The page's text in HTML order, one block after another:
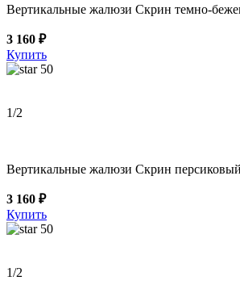
Вертикальные жалюзи Скрин темно-
3 160 ₽
Купить
50
1/2
Вертикальные жалюзи Скрин персиковый
3 160 ₽
Купить
50
1/2